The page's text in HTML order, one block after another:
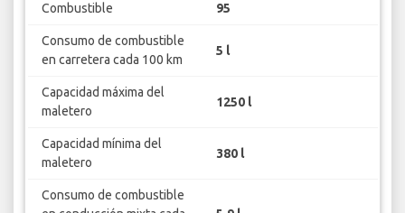
Combustible 95
Consumo de combustible
en carretera cada 100 km
5 l
Capacidad máxima del
maletero
1250 l
Capacidad mínima del
maletero
380 l
Consumo de combustible